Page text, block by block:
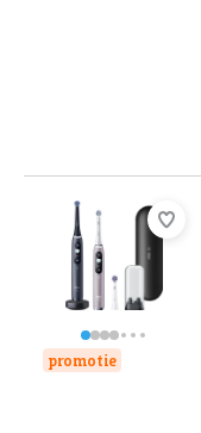
promotie
Beoordeling is 8,9 van